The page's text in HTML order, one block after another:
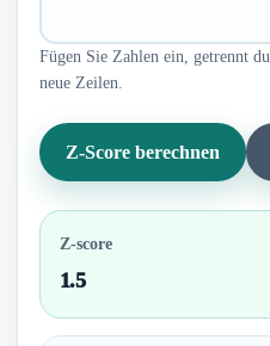
Fügen Sie Zahlen ein, getrennt
neue Zeilen.
Z-Score berechnen
Z-score
1.5